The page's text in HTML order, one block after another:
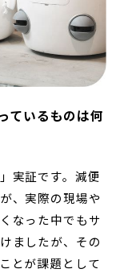
ているものは何
実証です。減便
、実際の現場や
なった中でもサ
ましたが、その
とが課題として